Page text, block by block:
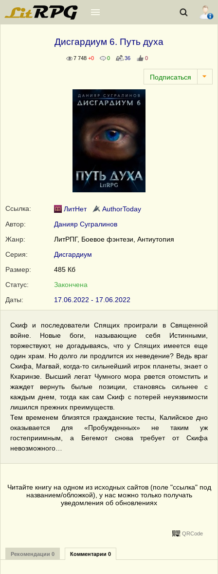
Дисгардиум 6. Путь духа
7 748 +0 0 36 0
Ссылка: ЛитНет
AuthorToday
Автор:
Данияр Сугралинов
Жанр:
ЛитРПГ, Боевое фэнтези, Антиутопия
Серия:
Дисгардиум
Размер:
485 Кб
Статус:
Закончена
Даты:
17.06.2022 - 17.06.2022
Скиф и последователи Спящих проиграли в Священной
войне. Новые боги, называющие себя Истинными,
торжествуют, не догадываясь, что у Спящих имеется еще
один храм. Но долго ли продлится их неведение? Ведь враг
Скифа, Магвай, когда-то сильнейший игрок планеты, знает о
Кхаринзе. Высший легат Чумного мора рвется отомстить и
жаждет вернуть былые позиции, становясь сильнее с
каждым днем, тогда как сам Скиф с потерей неуязвимости
лишился прежних преимуществ.
Тем временем близятся гражданские тесты, Калийское дно
оказывается для «Пробужденных» не таким уж
гостеприимным, а Бегемот снова требует от Скифа
невозможного…
Читайте книгу на одном из исходных сайтов (поле "ссылка" под
названием/обложкой), у нас можно только получать
уведомления об обновлениях
QRCode
Рекомендации 0 Комментарии 0